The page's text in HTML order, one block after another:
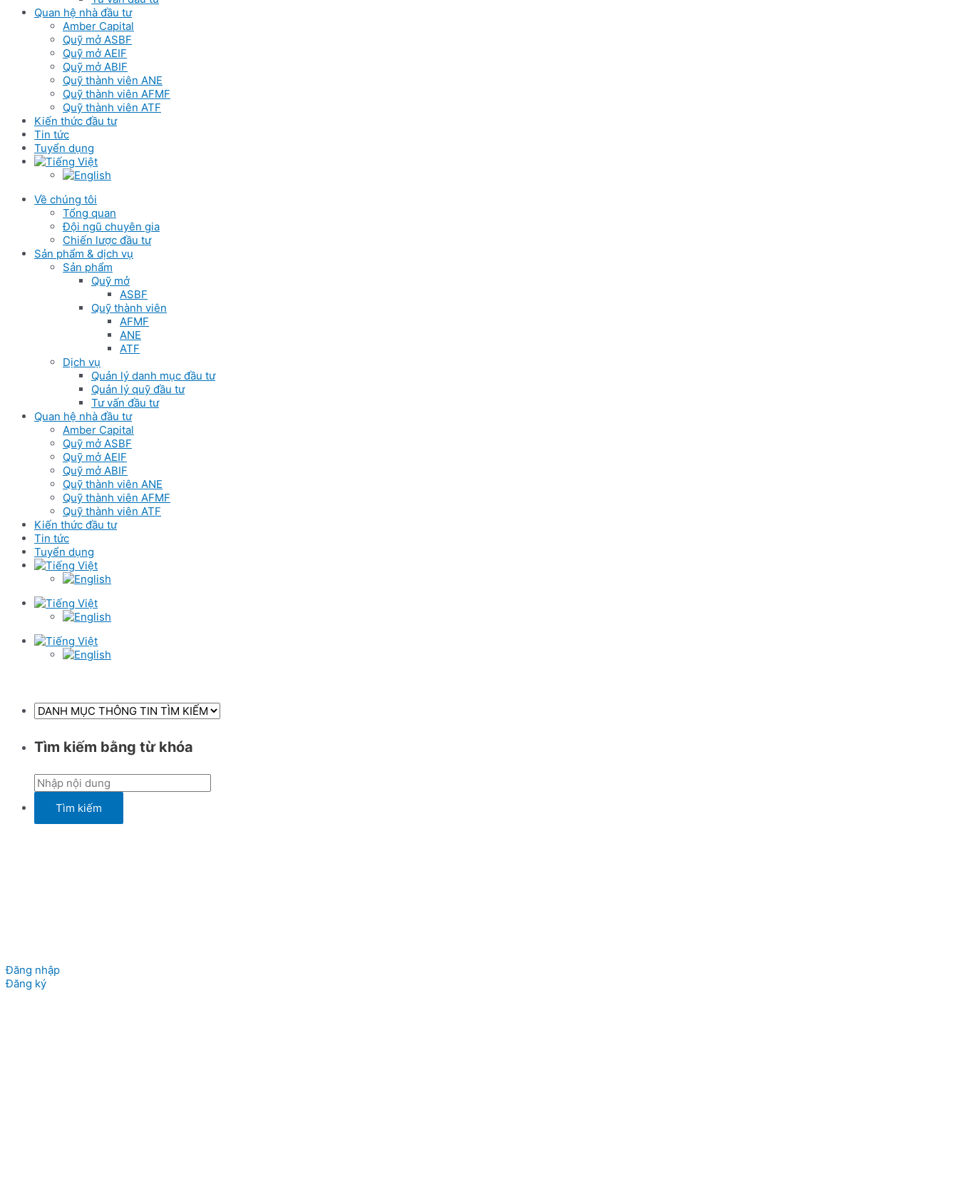
Quan hệ nhà đầu tư
Amber Capital
Quỹ mở ASBF
Quỹ mở AEIF
Quỹ mở ABIF
Quỹ thành viên ANE
Quỹ thành viên AFMF
Quỹ thành viên ATF
Kiến thức đầu tư
Tin tức
Tuyển dụng
Về chúng tôi
Tổng quan
Đội ngũ chuyên gia
Chiến lược đầu tư
Sản phẩm & dịch vụ
Sản phẩm
Quỹ mở
ASBF
Quỹ thành viên
AFMF
ANE
ATF
Dịch vụ
Quản lý danh mục đầu tư
Quản lý quỹ đầu tư
Tư vấn đầu tư
Quan hệ nhà đầu tư
Amber Capital
Quỹ mở ASBF
Quỹ mở AEIF
Quỹ mở ABIF
Quỹ thành viên ANE
Quỹ thành viên AFMF
Quỹ thành viên ATF
Kiến thức đầu tư
Tin tức
Tuyển dụng
Tìm kiếm bằng từ khóa
Đăng nhập
Đăng ký